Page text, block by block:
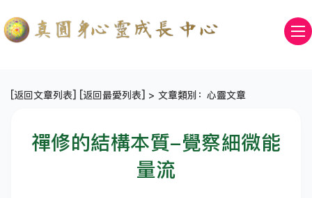
[返回文章列表] [返回最愛列表] > 文章類別：心靈文章
禪修的結構本質-覺察細微能
量流